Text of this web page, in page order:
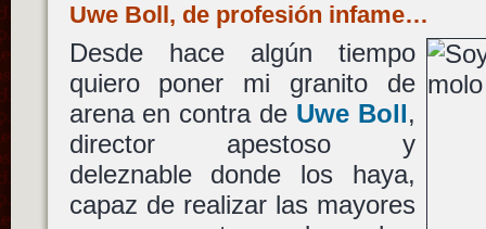
Uwe Boll, de profesión infame…
Desde hace algún tiempo
quiero poner mi granito de
arena en contra de Uwe Boll,
director apestoso y
deleznable donde los haya,
capaz de realizar las mayores